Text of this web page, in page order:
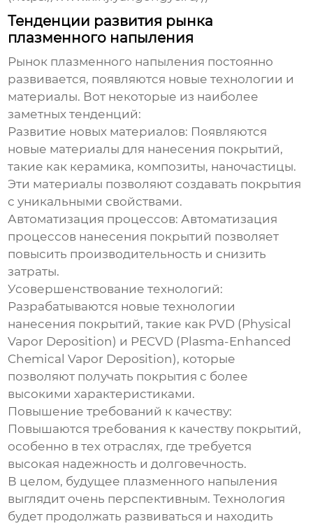
Тенденции развития рынка
плазменного напыления
Рынок плазменного напыления постоянно
развивается, появляются новые технологии и
материалы. Вот некоторые из наиболее
заметных тенденций:
Развитие новых материалов: Появляются
новые материалы для нанесения покрытий,
такие как керамика, композиты, наночастицы.
Эти материалы позволяют создавать покрытия
с уникальными свойствами.
Автоматизация процессов: Автоматизация
процессов нанесения покрытий позволяет
повысить производительность и снизить
затраты.
Усовершенствование технологий:
Разрабатываются новые технологии
нанесения покрытий, такие как PVD (Physical
Vapor Deposition) и PECVD (Plasma-Enhanced
Chemical Vapor Deposition), которые
позволяют получать покрытия с более
высокими характеристиками.
Повышение требований к качеству:
Повышаются требования к качеству покрытий,
особенно в тех отраслях, где требуется
высокая надежность и долговечность.
В целом, будущее плазменного напыления
выглядит очень перспективным. Технология
будет продолжать развиваться и находить